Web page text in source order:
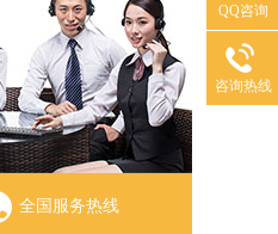
全国服务热线
QQ咨询
咨询热线